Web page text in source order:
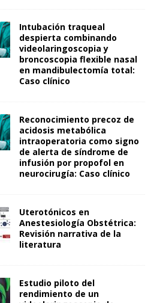
Intubación traqueal
despierta combinando
videolaringoscopia y
broncoscopia flexible nasal
en mandibulectomía total:
Caso clínico
Reconocimiento precoz de
acidosis metabólica
intraoperatoria como signo
de alerta de síndrome de
infusión por propofol en
neurocirugía: Caso clínico
Uterotónicos en
Anestesiología Obstétrica:
Revisión narrativa de la
literatura
Estudio piloto del
rendimiento de un